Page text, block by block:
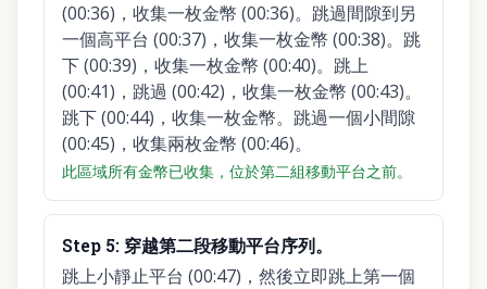
(00:36)，收集一枚金幣 (00:36)。跳過間隙到另
一個高平台 (00:37)，收集一枚金幣 (00:38)。跳
下 (00:39)，收集一枚金幣 (00:40)。跳上
(00:41)，跳過 (00:42)，收集一枚金幣 (00:43)。
跳下 (00:44)，收集一枚金幣。跳過一個小間隙
(00:45)，收集兩枚金幣 (00:46)。
此區域所有金幣已收集，位於第二組移動平台之前。
Step 5: 穿越第二段移動平台序列。
跳上小靜止平台 (00:47)，然後立即跳上第一個